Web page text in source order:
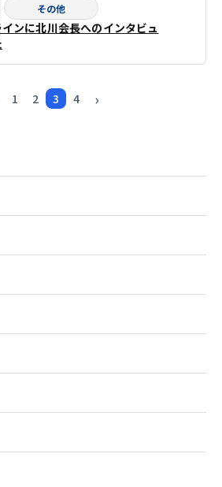
その他
ンに北川会長へのインタビュ
1 2 3 4 ›